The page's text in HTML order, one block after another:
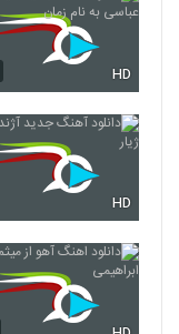
6252
6253
HD
HD